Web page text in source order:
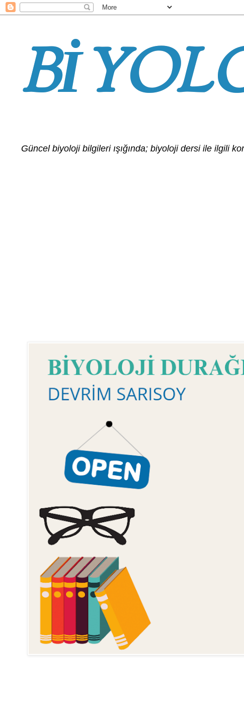
Güncel biyoloji bilgileri ışığında; biyoloji dersi ile ilgili